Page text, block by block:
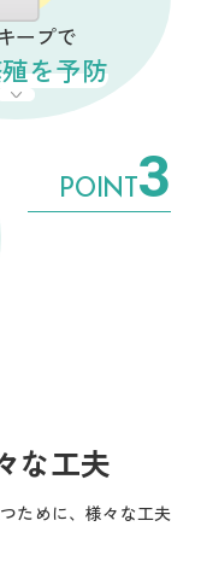
ープで
を予防
POINT 3
な工夫
ために、様々な工夫